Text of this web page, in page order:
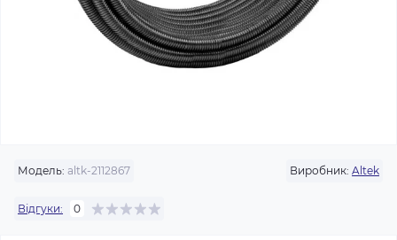
Модель: altk-2112867 Виробник: Altek
Відгуки: 0